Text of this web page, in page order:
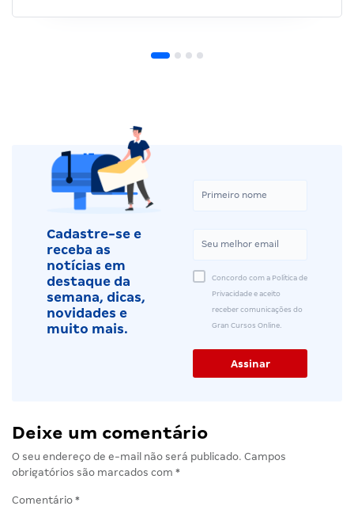
Cadastre-se e
receba as
notícias em
destaque da
semana, dicas,
novidades e
muito mais.
Concordo com a Política de
Privacidade e aceito
receber comunicações do
Gran Cursos Online.
Deixe um comentário
O seu endereço de e-mail não será publicado. Campos
obrigatórios são marcados com *
Comentário *